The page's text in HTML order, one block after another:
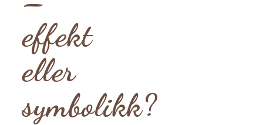
effekt
eller
symbolikk?